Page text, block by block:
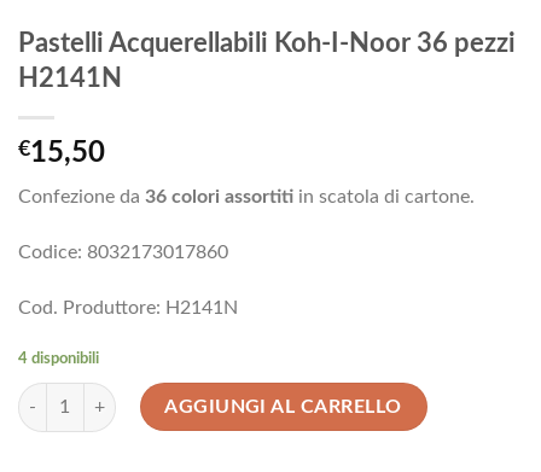
Pastelli Acquerellabili Koh-I-Noor 36 pezzi
H2141N
€15,50
Confezione da 36 colori assortiti in scatola di cartone.
Codice: 8032173017860
Cod. Produttore: H2141N
4 disponibili
Pastelli Acquerellabili Koh-I-Noor 36 pezzi H2141N quantità
AGGIUNGI AL CARRELLO